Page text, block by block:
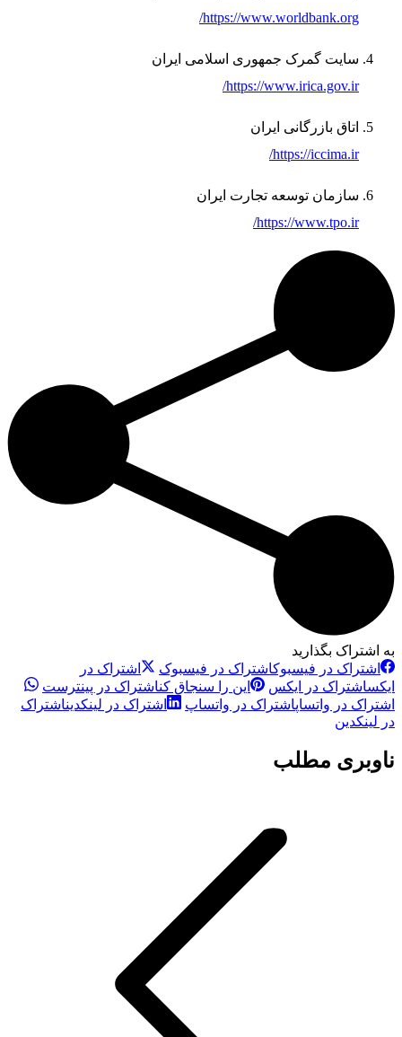
https://www.worldbank.org/
سایت گمرک جمهوری اسلامی ایران
https://www.irica.gov.ir/
اتاق بازرگانی ایران
https://iccima.ir/
سازمان توسعه تجارت ایران
https://www.tpo.ir/
به اشتراک بگذارید
اشتراک در فیسبوکاشتراک در فیسبوک
اشتراک در
ایکساشتراک در ایکس این را سنجاق کناشتراک در پینترست
اشتراک در واتساپاشتراک در واتساپ اشتراک در لینکدیناشتراک
در لینکدین
ناوبری مطلب